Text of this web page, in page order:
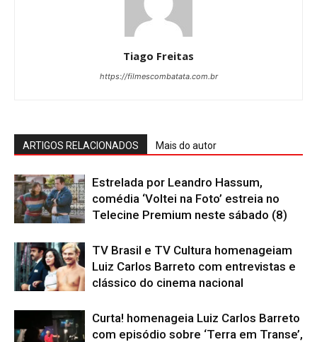
Tiago Freitas
https://filmescombatata.com.br
ARTIGOS RELACIONADOS Mais do autor
Estrelada por Leandro Hassum,
comédia ‘Voltei na Foto’ estreia no
Telecine Premium neste sábado (8)
TV Brasil e TV Cultura homenageiam
Luiz Carlos Barreto com entrevistas e
clássico do cinema nacional
Curta! homenageia Luiz Carlos Barreto
com episódio sobre ‘Terra em Transe’,